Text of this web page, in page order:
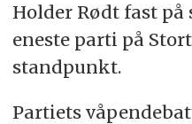
Holder Rødt fast
eneste parti på
standpunkt.
Partiets